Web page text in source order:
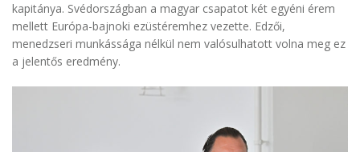
kapitánya. Svédországban a magyar csapatot két egyéni érem
mellett Európa-bajnoki ezüstéremhez vezette. Edzői,
menedzseri munkássága nélkül nem valósulhatott volna meg ez
a jelentős eredmény.